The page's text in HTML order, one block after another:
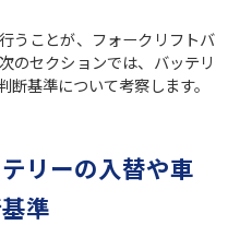
うことが、フォークリフトバ
のセクションでは、バッテリ
基準について考察します。
リーの入替や車
準